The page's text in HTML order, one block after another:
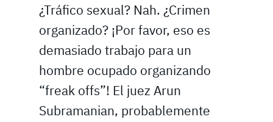
¿Tráfico sexual? Nah. ¿Crimen
organizado? ¡Por favor, eso es
demasiado trabajo para un
hombre ocupado organizando
“freak offs”! El juez Arun
Subramanian, probablemente